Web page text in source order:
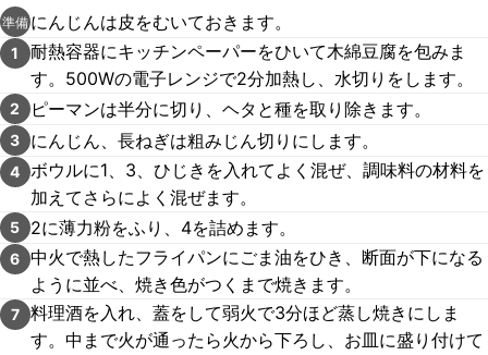
準備 にんじんは皮をむいておきます。
1
耐熱容器にキッチンペーパーをひいて木綿豆腐を包みま
す。500Wの電子レンジで2分加熱し、水切りをします。
2 ピーマンは半分に切り、ヘタと種を取り除きます。
3 にんじん、長ねぎは粗みじん切りにします。
4 ボウルに1、3、ひじきを入れてよく混ぜ、調味料の材料を
加えてさらによく混ぜます。
5 2に薄力粉をふり、4を詰めます。
6 中火で熱したフライパンにごま油をひき、断面が下になる
ように並べ、焼き色がつくまで焼きます。
7 料理酒を入れ、蓋をして弱火で3分ほど蒸し焼きにしま
す。中まで火が通ったら火から下ろし、お皿に盛り付けて